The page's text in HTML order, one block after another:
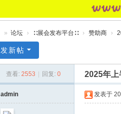
» 论坛 › ∷展会发布平台∷ › 赞助商 ›
发新帖
查看: 2553 | 回复: 0 2025年上
admin 发表于